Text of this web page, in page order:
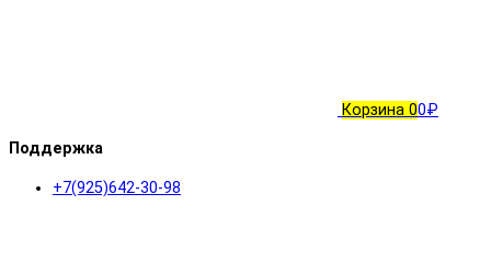
Корзина 00₽
Поддержка
+7(925)642-30-98